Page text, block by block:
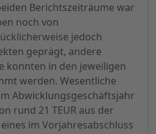
Berichtszeiträume war
noch von
jedoch
geprägt, andere
konnten in den jeweiligen
werden. Wesentliche
Abwicklungsgeschäftsjahr
rund 21 TEUR aus der
im Vorjahresabschluss